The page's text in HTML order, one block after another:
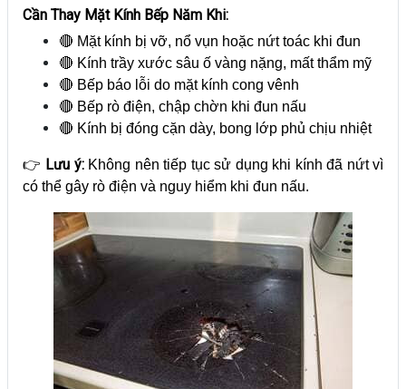
Cần Thay Mặt Kính Bếp Năm Khi:
🔴 Mặt kính bị vỡ, nổ vụn hoặc nứt toác khi đun
🔴 Kính trầy xước sâu ố vàng nặng, mất thẩm mỹ
🔴 Bếp báo lỗi do mặt kính cong vênh
🔴 Bếp rò điện, chập chờn khi đun nấu
🔴 Kính bị đóng cặn dày, bong lớp phủ chịu nhiệt
👉 Lưu ý:Không nên tiếp tục sử dụng khi kính đã nứt vì
có thể gây rò điện và nguy hiểm khi đun nấu.